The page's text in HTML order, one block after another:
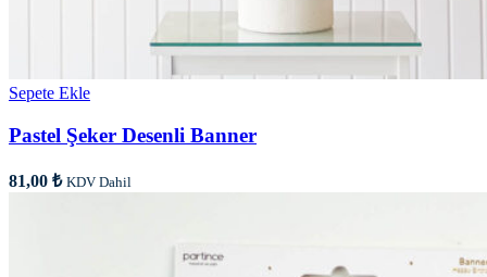
Sepete Ekle
Pastel Şeker Desenli Banner
81,00 ₺ KDV Dahil